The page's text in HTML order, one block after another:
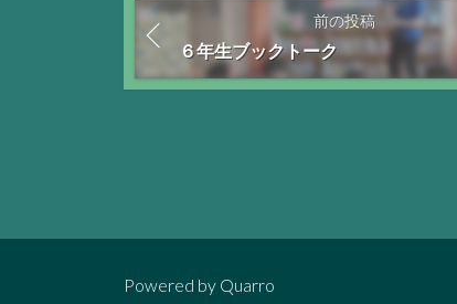
前の投稿
６年生ブックトーク
Powered by Quarro